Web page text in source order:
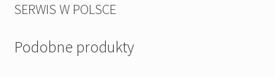
SERWIS W POLSCE
Podobne produkty